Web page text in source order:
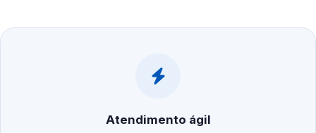
Atendimento ágil